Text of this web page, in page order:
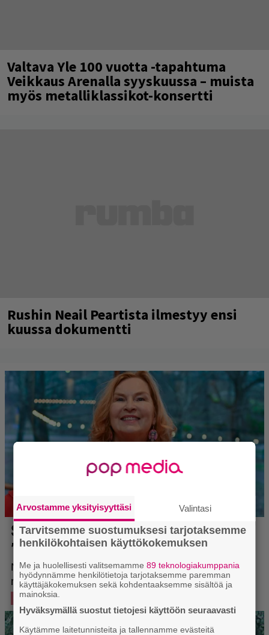
Valtava Yle 100 vuotta -tapahtuma
Veikkaus Arenalla syyskuussa – muista
myös metalliklassikot-konsertti
Rushin Neail Peartista ilmestyy ensi
kuussa dokumentti
Arvostamme yksityisyyttäsi Valintasi
Tarvitsemme suostumuksesi tarjotaksemme
henkilökohtaisen käyttökokemuksen
Me ja huolellisesti valitsemamme89 teknologiakumppania
hyödynnämme henkilötietoja tarjotaksemme paremman
käyttäjäkokemuksen sekä kohdentaaksemme sisältöä ja
mainoksia.
Hyväksymällä suostut tietojesi käyttöön seuraavasti
Käytämme laitetunnisteita ja tallennamme evästeitä